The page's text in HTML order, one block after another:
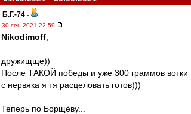
Б.Г.-74 -
30 сен 2021 22:59
Nikodimoff
дружищще))
После ТАКОЙ победы и уже 300 граммов вотки
с нервяка я тя расцеловать готов)))
Теперь по Борщёву...